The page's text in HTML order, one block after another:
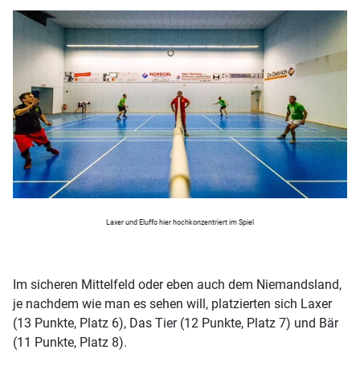
Laxer und Eluffo hier hochkonzentriert im Spiel
Im sicheren Mittelfeld oder eben auch dem Niemandsland,
je nachdem wie man es sehen will, platzierten sich Laxer
(13 Punkte, Platz 6), Das Tier (12 Punkte, Platz 7) und Bär
(11 Punkte, Platz 8).